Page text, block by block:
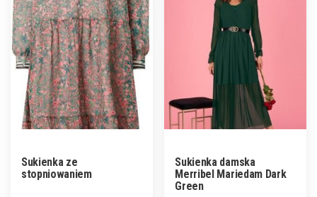
Sukienka ze
stopniowaniem
Sukienka damska
Merribel Mariedam Dark
Green